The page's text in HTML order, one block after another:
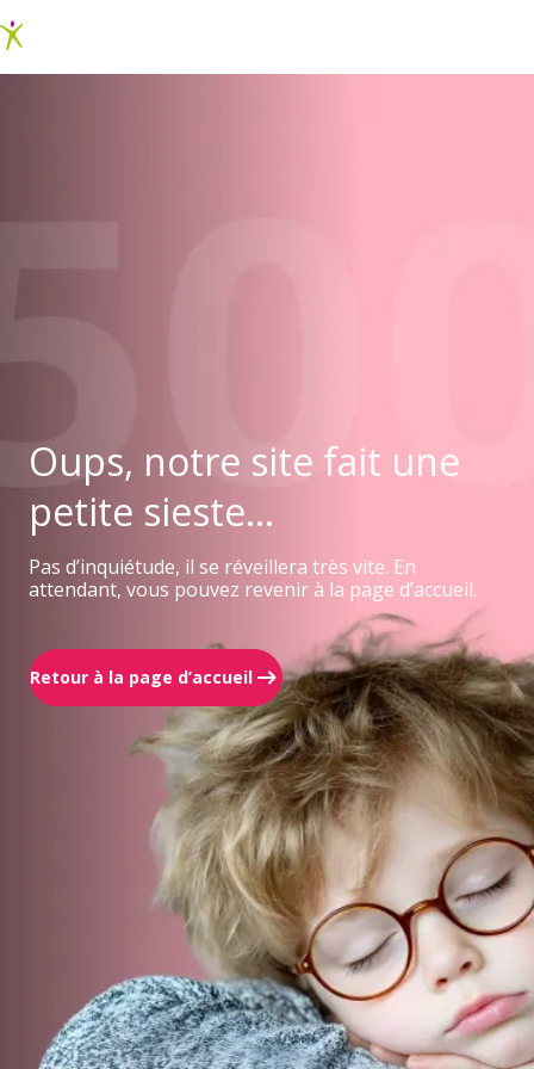
Oups, notre site fait une
petite sieste...
Pas d’inquiétude, il se réveillera très vite. En
attendant, vous pouvez revenir à la page d’accueil.
Retour à la page d’accueil